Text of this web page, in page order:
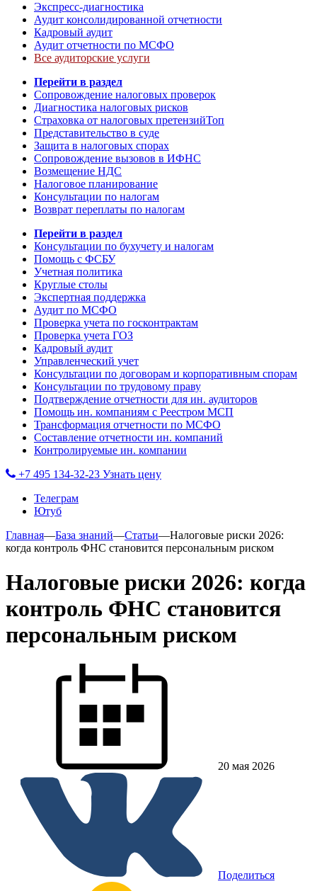
Экспресс-диагностика
Аудит консолидированной отчетности
Кадровый аудит
Аудит отчетности по МСФО
Все аудиторские услуги
Перейти в раздел
Сопровождение налоговых проверок
Диагностика налоговых рисков
Страховка от налоговых претензийТоп
Представительство в суде
Защита в налоговых спорах
Сопровождение вызовов в ИФНС
Возмещение НДС
Налоговое планирование
Консультации по налогам
Возврат переплаты по налогам
Перейти в раздел
Консультации по бухучету и налогам
Помощь с ФСБУ
Учетная политика
Круглые столы
Экспертная поддержка
Аудит по МСФО
Проверка учета по госконтрактам
Проверка учета ГОЗ
Кадровый аудит
Управленческий учет
Консультации по договорам и корпоративным спорам
Консультации по трудовому праву
Подтверждение отчетности для ин. аудиторов
Помощь ин. компаниям с Реестром МСП
Трансформация отчетности по МСФО
Составление отчетности ин. компаний
Контролируемые ин. компании
+7 495 134-32-23 Узнать цену
Телеграм
Ютуб
Главная—База знаний—Статьи—Налоговые риски 2026:
когда контроль ФНС становится персональным риском
Налоговые риски 2026: когда
контроль ФНС становится
персональным риском
20 мая 2026
Поделиться